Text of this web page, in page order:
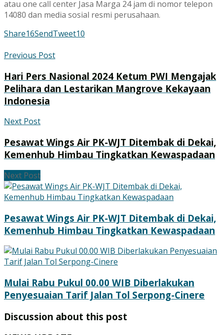
atau one call center Jasa Marga 24 jam di nomor telepon
14080 dan media sosial resmi perusahaan.
Share16SendTweet10
Previous Post
Hari Pers Nasional 2024 Ketum PWI Mengajak
Pelihara dan Lestarikan Mangrove Kekayaan
Indonesia
Next Post
Pesawat Wings Air PK-WJT Ditembak di Dekai,
Kemenhub Himbau Tingkatkan Kewaspadaan
Next Post
Pesawat Wings Air PK-WJT Ditembak di Dekai,
Kemenhub Himbau Tingkatkan Kewaspadaan
Mulai Rabu Pukul 00.00 WIB Diberlakukan
Penyesuaian Tarif Jalan Tol Serpong-Cinere
Discussion about this post